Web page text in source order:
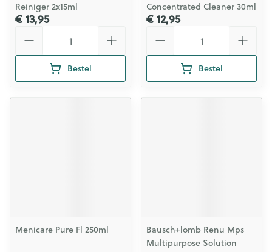
Reiniger 2x15ml
€ 13,95
Bestel
Concentrated Cleaner 30ml
€ 12,95
Bestel
Menicare Pure Fl 250ml
Bausch+lomb Renu Mps
Multipurpose Solution